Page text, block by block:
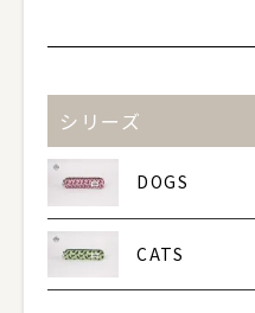
シリーズ
DOGS
CATS